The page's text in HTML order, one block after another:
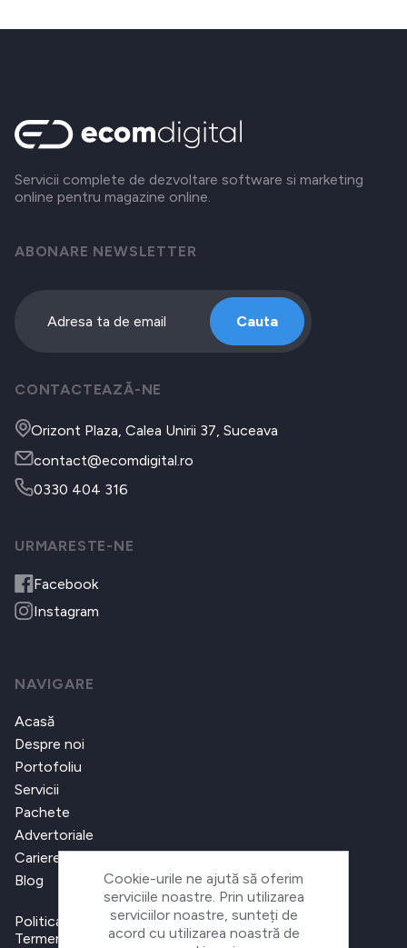
Servicii complete de dezvoltare software si marketing
online pentru magazine online.
ABONARE NEWSLETTER
Cauta
CONTACTEAZĂ-NE
Orizont Plaza, Calea Unirii 37, Suceava
contact@ecomdigital.ro
0330 404 316
URMARESTE-NE
Facebook
Instagram
NAVIGARE
Acasă
Despre noi
Portofoliu
Servicii
Pachete
Advertoriale
Cariere
Blog
Politica de confidențialitate
Termeni și condiții
Cookie-urile ne ajută să oferim
serviciile noastre. Prin utilizarea
serviciilor noastre, sunteți de
acord cu utilizarea noastră de